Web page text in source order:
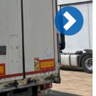
Next